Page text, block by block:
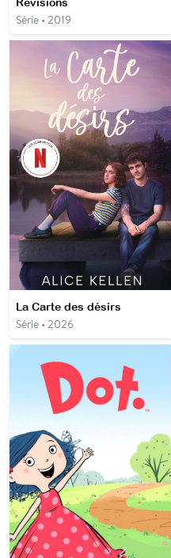
Série • 2019
La Carte des désirs
Série • 2026